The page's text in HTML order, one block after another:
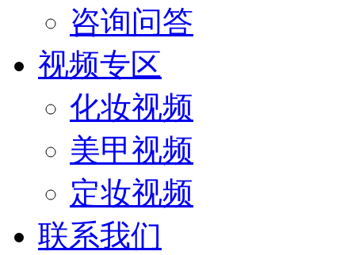
咨询问答
视频专区
化妆视频
美甲视频
定妆视频
联系我们